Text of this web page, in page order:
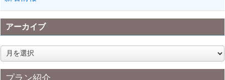
アーカイブ
ア
ー
カ